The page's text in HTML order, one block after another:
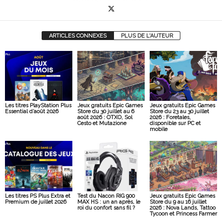
ARTICLES CONNEXES PLUS DE L'AUTEUR
Les titres PlayStation Plus
Essential d’août 2026
Jeux gratuits Epic Games
Store du 30 juillet au 6
août 2026 : OTXO, Sol
Cesto et Mutazione
Jeux gratuits Epic Games
Store du 23 au 30 juillet
2026 : Foretales,
disponible sur PC et
mobile
Les titres PS Plus Extra et
Premium de juillet 2026
Test du Nacon RIG 900
MAX HS : un an après, le
roi du confort sans fil ?
Jeux gratuits Epic Games
Store du 9 au 16 juillet
2026 : Nova Lands, Tattoo
Tycoon et Princess Farmer